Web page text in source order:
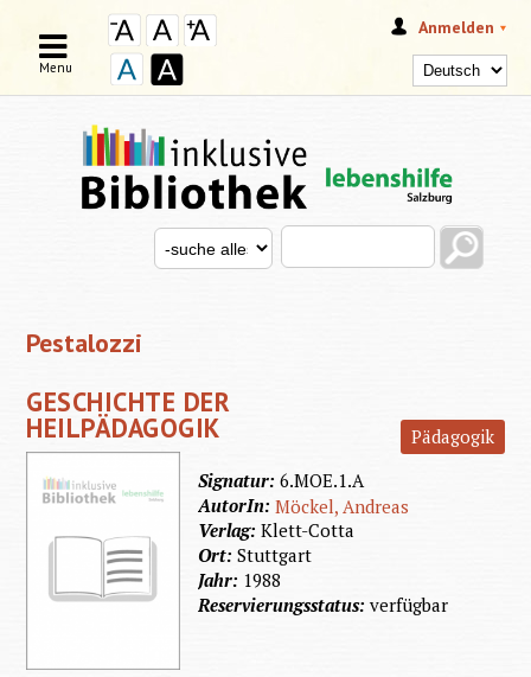
Anmelden
SUCHFORMULAR
Search this site
Search for
Menu
Pestalozzi
GESCHICHTE DER
HEILPÄDAGOGIK
Pädagogik
Signatur:6.MOE.1.A
AutorIn:Möckel, Andreas
Verlag:Klett-Cotta
Ort:Stuttgart
Jahr: 1988
Reservierungsstatus:verfügbar